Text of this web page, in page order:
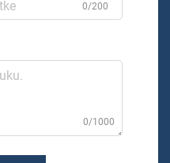
0/200
0/1000